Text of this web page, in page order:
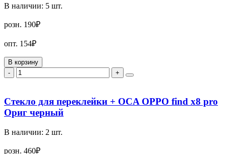
В наличии: 5 шт.
розн. 190₽
опт. 154₽
В корзину
-
+
Стекло для переклейки + OCA OPPO find x8 pro
Ориг черный
В наличии: 2 шт.
розн. 460₽